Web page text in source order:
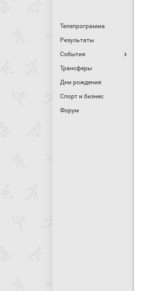
Телепрограмма
Результаты
События
Трансферы
Дни рождения
Спорт и бизнес
Форум